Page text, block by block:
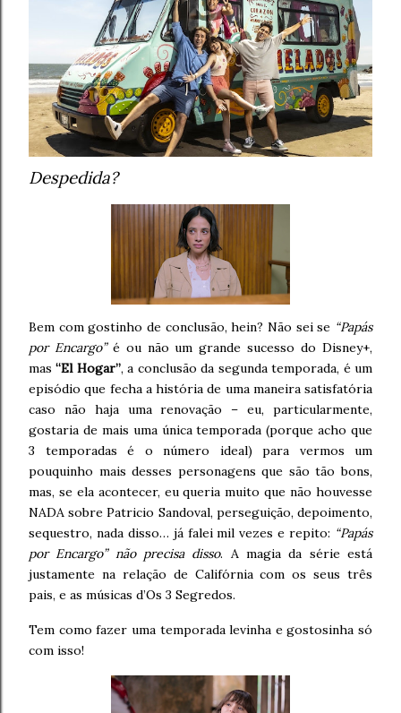
Despedida?
Bem com gostinho de conclusão, hein? Não sei se “Papás
por Encargo”é ou não um grande sucesso do Disney+,
mas“El Hogar”, a conclusão da segunda temporada, é um
episódio que fecha a história de uma maneira satisfatória
caso não haja uma renovação – eu, particularmente,
gostaria de mais uma única temporada (porque acho que
3 temporadas é o número ideal) para vermos um
pouquinho mais desses personagens que são tão bons,
mas, se ela acontecer, eu queria muito que não houvesse
NADA sobre Patricio Sandoval, perseguição, depoimento,
sequestro, nada disso… já falei mil vezes e repito: “Papás
por Encargo” não precisa disso. A magia da série está
justamente na relação de Califórnia com os seus três
pais, e as músicas d’Os 3 Segredos.
Tem como fazer uma temporada levinha e gostosinha só
com isso!